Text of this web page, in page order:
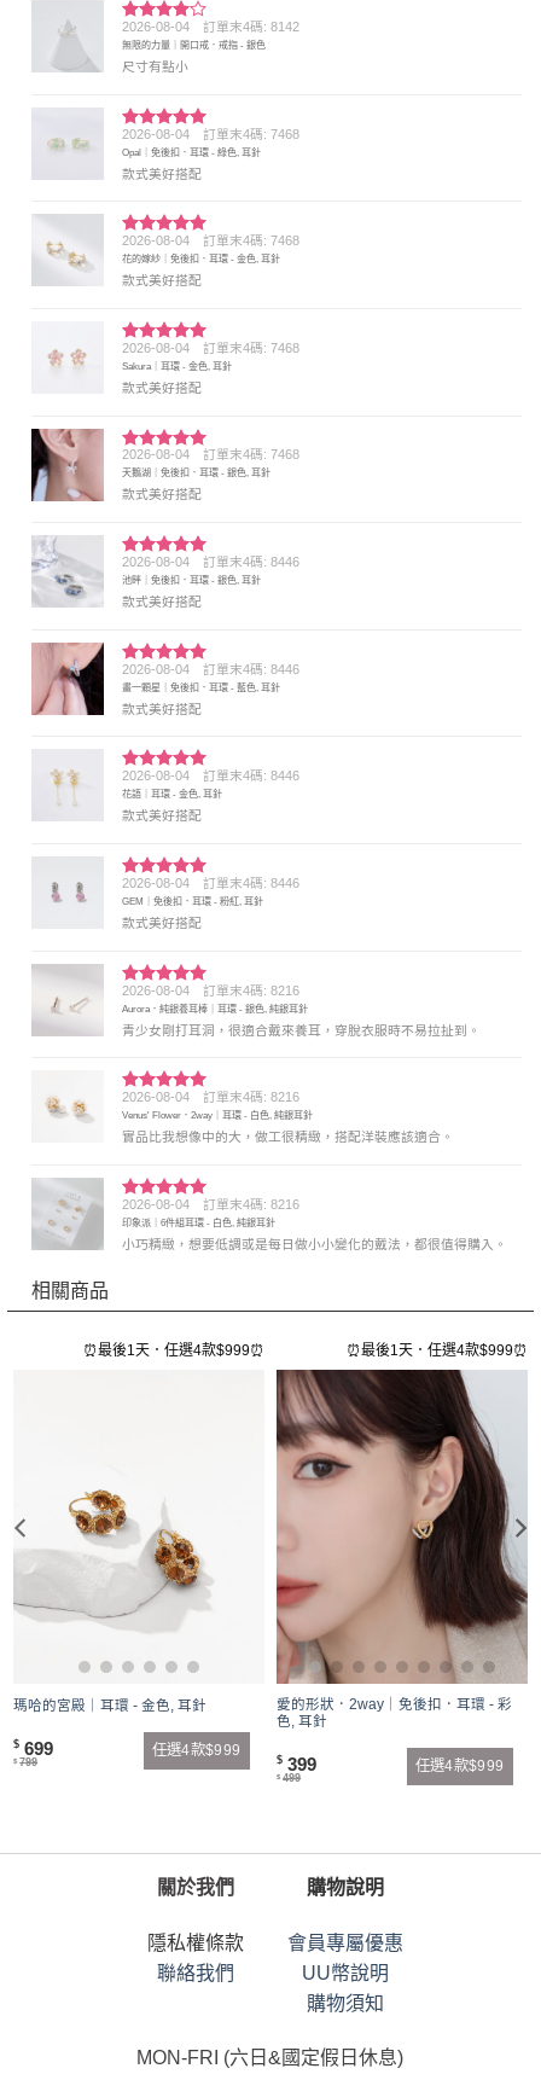
評分4
滿分 5
2026-08-04 訂單末4碼: 8142
無限的力量｜開口戒．戒指 - 銀色
尺寸有點小
評分5滿
分 5
2026-08-04 訂單末4碼: 7468
Opal｜免後扣．耳環 - 綠色, 耳針
款式美好搭配
評分5 滿
分 5
2026-08-04 訂單末4碼: 7468
花的嫁紗｜免後扣．耳環 - 金色, 耳針
款式美好搭配
評分5 滿
分 5
2026-08-04 訂單末4碼: 7468
Sakura｜耳環 - 金色, 耳針
款式美好搭配
評分5 滿
分 5
2026-08-04 訂單末4碼: 7468
天鵝湖｜免後扣．耳環 - 銀色, 耳針
款式美好搭配
評分5 滿
分 5
2026-08-04 訂單末4碼: 8446
池畔｜免後扣．耳環 - 銀色, 耳針
款式美好搭配
評分5滿
分 5
2026-08-04 訂單末4碼: 8446
畫一顆星｜免後扣．耳環 - 藍色, 耳針
款式美好搭配
評分5 滿
分 5
2026-08-04 訂單末4碼: 8446
花語｜耳環 - 金色, 耳針
款式美好搭配
評分5 滿
分 5
2026-08-04 訂單末4碼: 8446
GEM｜免後扣．耳環 - 粉紅, 耳針
款式美好搭配
評分5滿
分 5
2026-08-04 訂單末4碼: 8216
Aurora．純銀養耳棒｜耳環 - 銀色, 純銀耳針
青少女剛打耳洞，很適合戴來養耳，穿脫衣服時不易拉扯到。
評分5 滿
分 5
2026-08-04 訂單末4碼: 8216
Venus' Flower．2way｜耳環 - 白色, 純銀耳針
實品比我想像中的大，做工很精緻，搭配洋裝應該適合。
評分5 滿
分 5
2026-08-04 訂單末4碼: 8216
印象派｜6件組耳環 - 白色, 純銀耳針
小巧精緻，想要低調或是每日做小小變化的戴法，都很值得購入。
相關商品
⏰最後1天．任選4款$999⏰
瑪哈的宮殿｜耳環 - 金色, 耳針
$ 699
$ 799
任選4款$999
⏰最後1天．任選4款$999⏰
愛的形狀．2way｜免後扣．耳環 - 彩
色, 耳針
$ 399
$ 499
任選4款$999
關於我們
隱私權條款
聯絡我們
購物說明
會員專屬優惠
UU幣說明
購物須知
MON-FRI (六日&國定假日休息)